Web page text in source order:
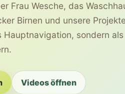
Frau Wesche, das
Birnen und unsere Projekte
sondern als
Videos öffnen